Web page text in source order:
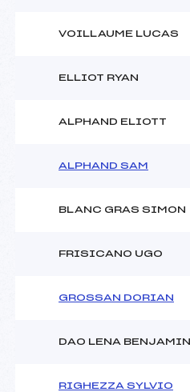
VOILLAUME LUCAS
ELLIOT RYAN
ALPHAND ELIOTT
ALPHAND SAM
BLANC GRAS SIMON
FRISICANO UGO
GROSSAN DORIAN
DAO LENA BENJAMIN
RIGHEZZA SYLVIO